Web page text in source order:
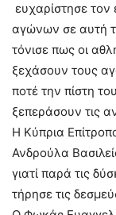
ευχαρίστησε τον
αγώνων σε αυτή
τόνισε πως οι
ξεχάσουν τους
ποτέ την πίστη
ξεπεράσουν τις
Η Κύπρια
Ανδρούλα
γιατί παρά τις
τήρησε τις